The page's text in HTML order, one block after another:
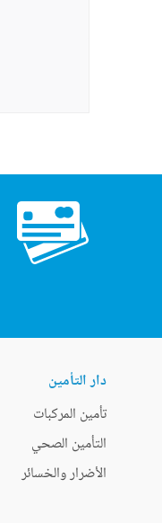
دار التأمين
تأمين المركبات
التأمين الصحي
الأضرار والخسائر